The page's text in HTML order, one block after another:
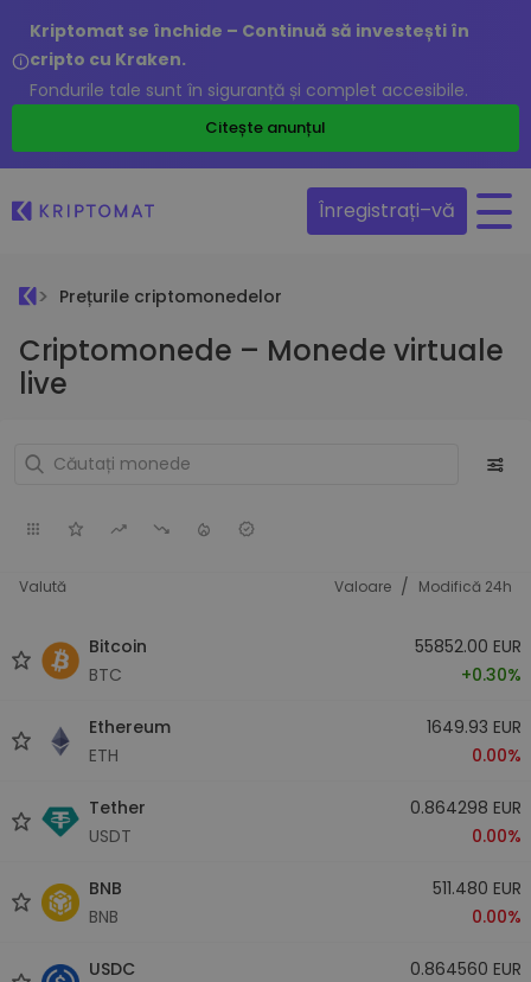
Kriptomat se închide – Continuă să investești în
cripto cu Kraken.
Fondurile tale sunt în siguranță și complet accesibile.
Citește anunțul
Înregistrați–vă
Prețurile criptomonedelor
Criptomonede – Monede virtuale
live
Valută Valoare / Modifică 24h
Bitcoin
BTC
55852.00 EUR
+0.30%
Ethereum
ETH
1649.93 EUR
0.00%
Tether
USDT
0.864298 EUR
0.00%
BNB
BNB
511.480 EUR
0.00%
USDC
0.864560 EUR